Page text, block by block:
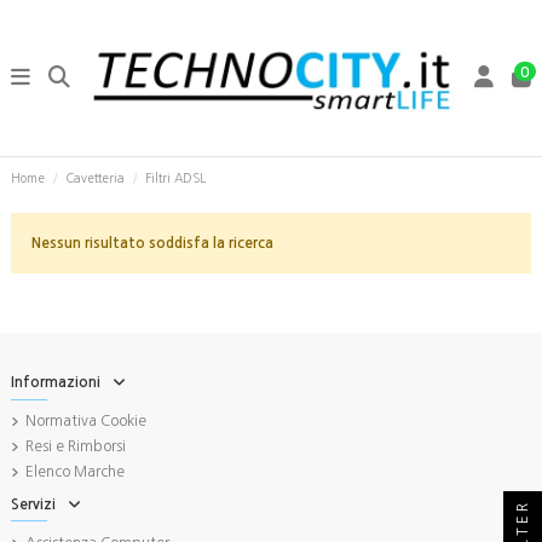
0
Home Cavetteria Filtri ADSL
Nessun risultato soddisfa la ricerca
Informazioni
Normativa Cookie
Resi e Rimborsi
Elenco Marche
Servizi